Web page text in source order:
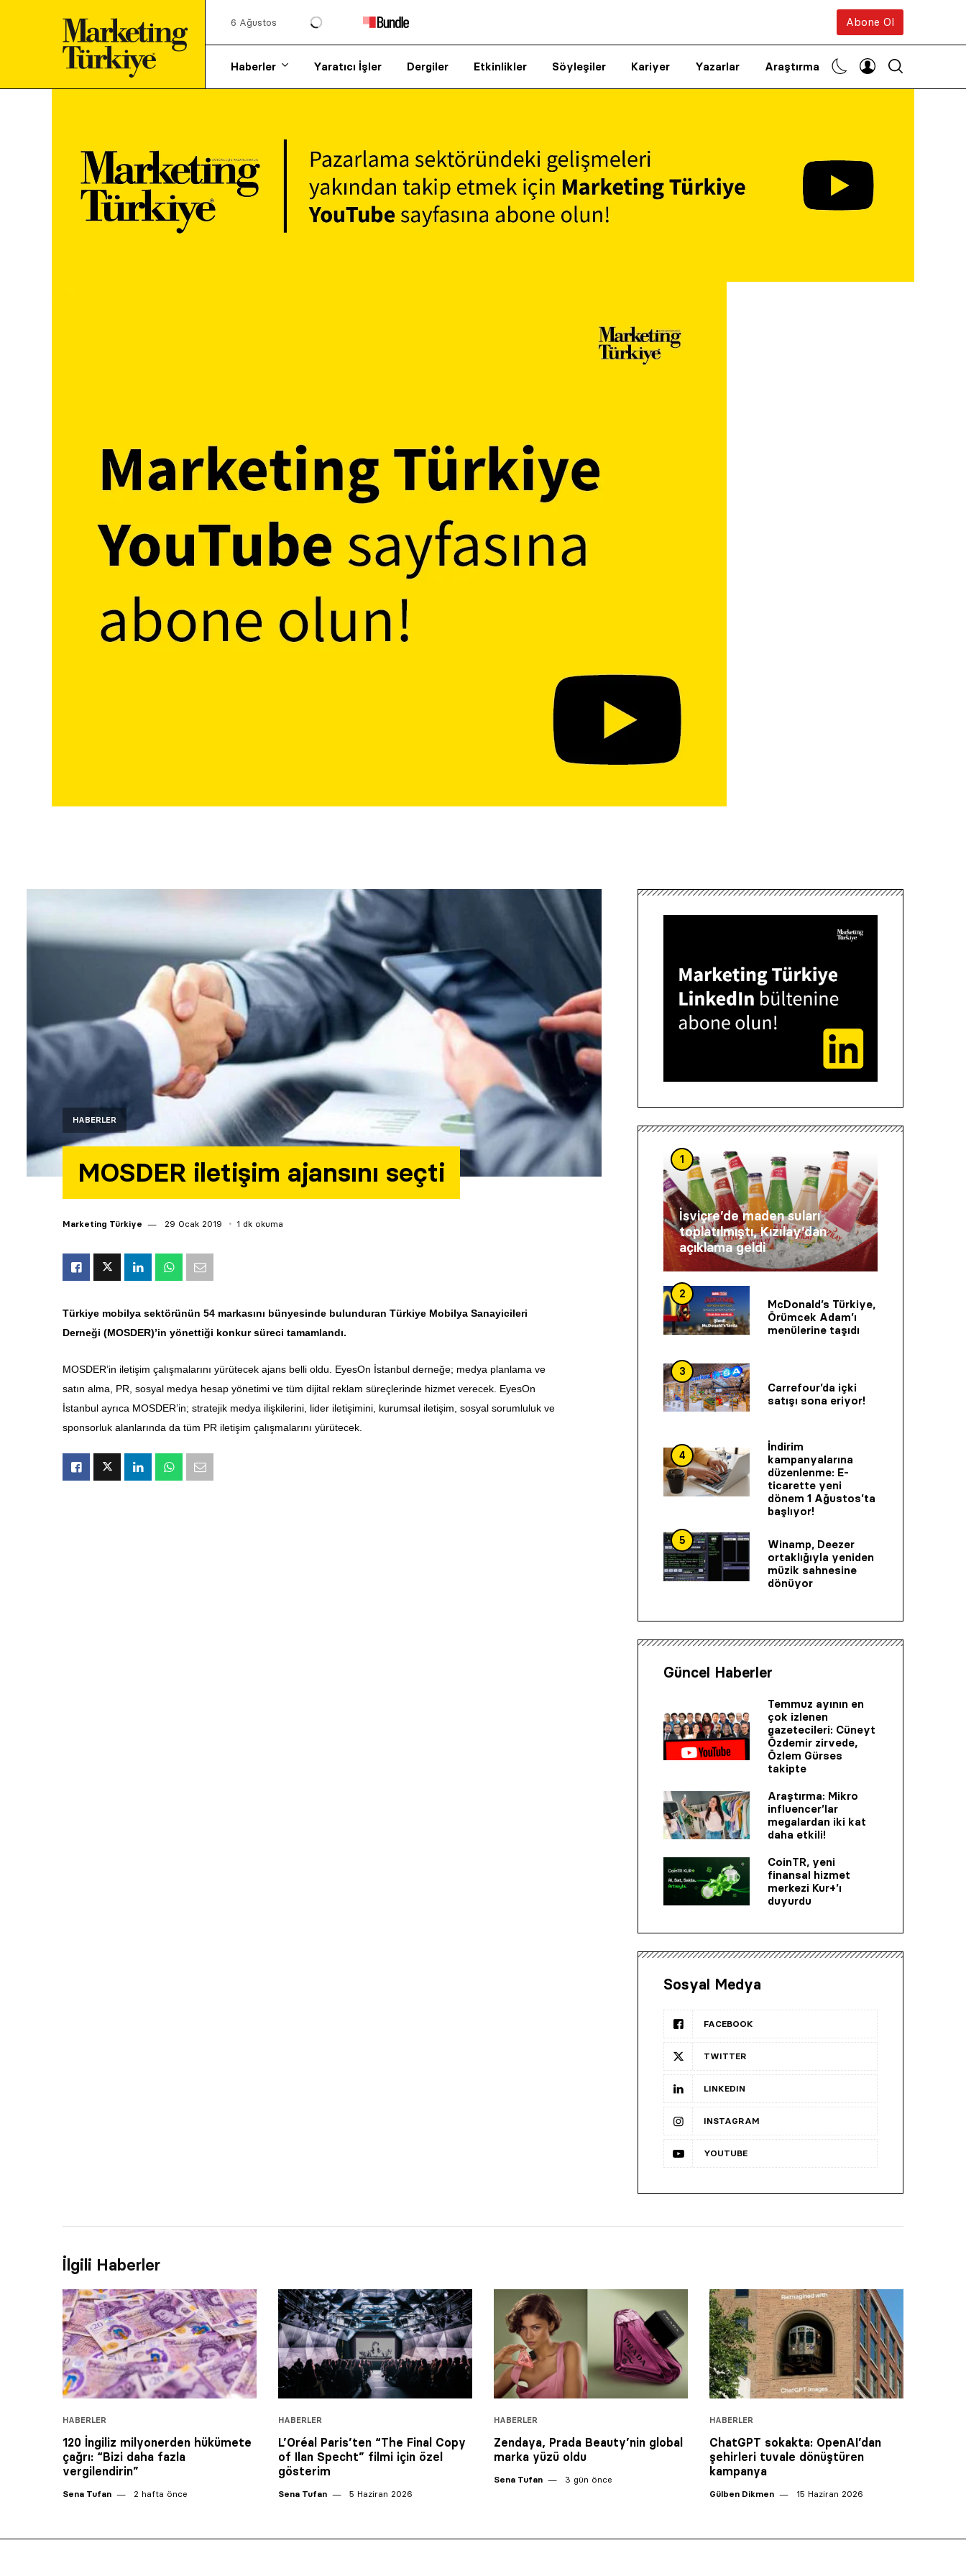
6 Ağustos Abone Ol
Haberler Yaratıcı İşler Dergiler Etkinlikler Söyleşiler Kariyer Yazarlar Araştırma
HABERLER
MOSDER iletişim ajansını seçti
Marketing Türkiye 29 Ocak 2019 1 dk okuma
Türkiye mobilya sektörünün 54 markasını bünyesinde bulunduran Türkiye Mobilya Sanayicileri
Derneği (MOSDER)’in yönettiği konkur süreci tamamlandı.
MOSDER’in iletişim çalışmalarını yürütecek ajans belli oldu.
EyesOn İstanbul derneğe; medya planlama ve
satın alma, PR, sosyal medya hesap yönetimi ve tüm dijital reklam süreçlerinde hizmet verecek. EyesOn
İstanbul ayrıca MOSDER’in; stratejik medya ilişkilerini, lider iletişimini, kurumsal iletişim, sosyal sorumluluk ve
sponsorluk alanlarında da tüm PR iletişim çalışmalarını yürütecek.
1
İsviçre’de maden suları
toplatılmıştı, Kızılay’dan
açıklama geldi
2
McDonald’s Türkiye,
Örümcek Adam’ı
menülerine taşıdı
3
Carrefour’da içki
satışı sona eriyor!
4
İndirim
kampanyalarına
düzenlenme: E-
ticarette yeni
dönem 1 Ağustos’ta
başlıyor!
5
Winamp, Deezer
ortaklığıyla yeniden
müzik sahnesine
dönüyor
Güncel Haberler
Temmuz ayının en
çok izlenen
gazetecileri: Cüneyt
Özdemir zirvede,
Özlem Gürses
takipte
Araştırma: Mikro
influencer’lar
megalardan iki kat
daha etkili!
CoinTR, yeni
finansal hizmet
merkezi Kur+’ı
duyurdu
Sosyal Medya
FACEBOOK
TWITTER
LINKEDIN
INSTAGRAM
YOUTUBE
İlgili Haberler
HABERLER
120 İngiliz milyonerden hükümete
çağrı: “Bizi daha fazla
vergilendirin”
Sena Tufan 2 hafta önce
HABERLER
L’Oréal Paris’ten “The Final Copy
of Ilan Specht” filmi için özel
gösterim
Sena Tufan 5 Haziran 2026
HABERLER
Zendaya, Prada Beauty’nin global
marka yüzü oldu
Sena Tufan 3 gün önce
HABERLER
ChatGPT sokakta: OpenAI’dan
şehirleri tuvale dönüştüren
kampanya
Gülben Dikmen 15 Haziran 2026